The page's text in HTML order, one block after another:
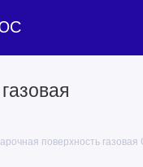
поверхность